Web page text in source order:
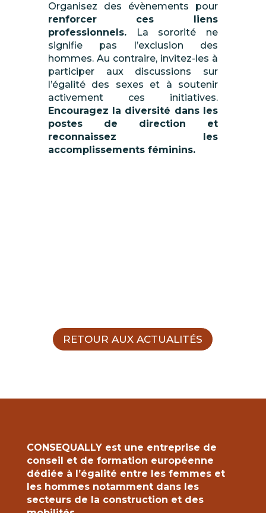
Organisez des évènements pour
renforcer ces liens
professionnels.La sororité ne
signifie pas l’exclusion des
hommes. Au contraire, invitez-les à
participer aux discussions sur
l’égalité des sexes et à soutenir
activement ces initiatives.
Encouragez la diversité dans les
postes de direction et
reconnaissez les
accomplissements féminins.
RETOUR AUX ACTUALITÉS
CONSEQUALLY est une entreprise de
conseil et de formation européenne
dédiée à l’égalité entre les femmes et
les hommes notamment dans les
secteurs de la construction et des